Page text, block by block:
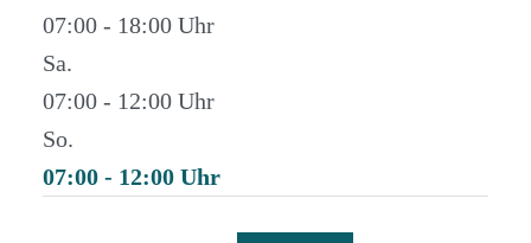
07:00 - 18:00
Sa.
07:00 - 12:00
So.
07:00 - 12:00